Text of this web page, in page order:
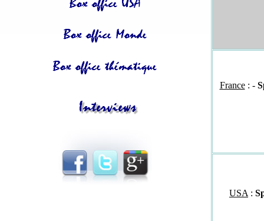
France: -
USA :